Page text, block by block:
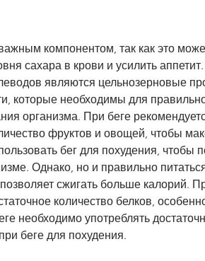
компонентом, так как это
сахара в крови и усилить
являются цельнозерновые
которые необходимы для
организма. При беге
фруктов и овощей, чтобы
бег для похудения, чтобы
Однако, но и правильно
сжигать больше калорий.
количество белков,
необходимо употреблять
беге для похудения.